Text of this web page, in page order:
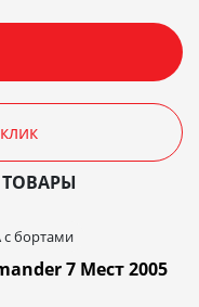
c бортами
7 Мест 2005